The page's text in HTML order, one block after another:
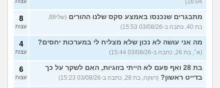
16:04)
מתבגרים שנכנסו באמצע סקס שלנו ההורים
(שלי88,
בת 40, כתבה ב-03/08/26 15:53)
8
עצות
מה אני עושה לא נכון שלא מצליח לי במערכות יחסים?
(א׳, בת 26, כתבה ב-03/08/26 15:44)
4
עצות
בת 28 ואף פעם לא הייתי בזוגיות, האם לשקר על כך
בדייט ראשון? (רווקה, בת 28, כתבה ב-03/08/26 15:23)
6
עצות